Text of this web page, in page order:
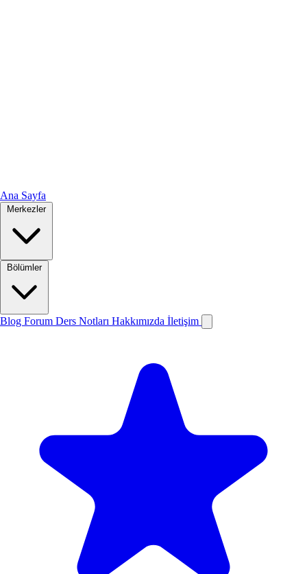
Ana Sayfa
Merkezler
Bölümler
Blog Forum Ders Notları Hakkımızda İletişim